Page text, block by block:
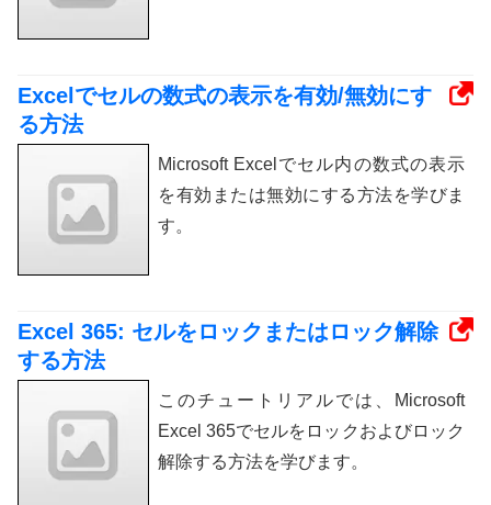
Excelでセルの数式の表示を有効/無効にす
る方法
Microsoft Excelでセル内の数式の表示
を有効または無効にする方法を学びま
す。
Excel 365: セルをロックまたはロック解除
する方法
このチュートリアルでは、Microsoft
Excel 365でセルをロックおよびロック
解除する方法を学びます。